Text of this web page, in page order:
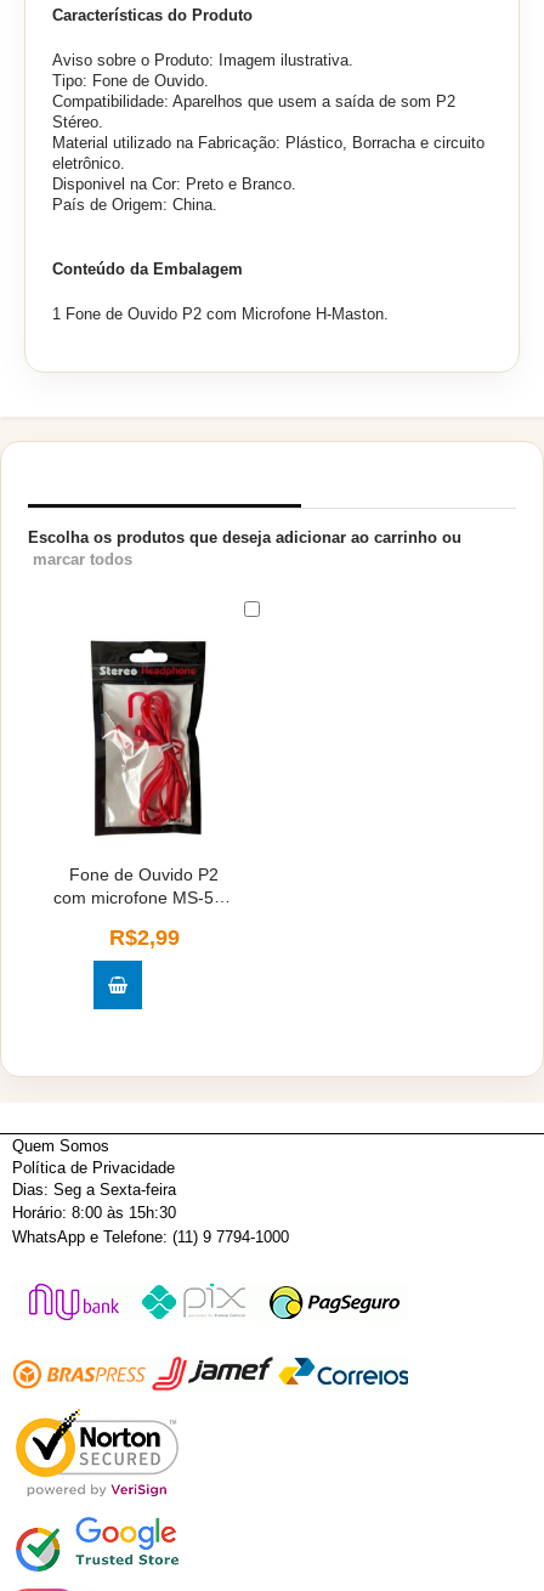
Características do Produto
Aviso sobre o Produto: Imagem ilustrativa.
Tipo: Fone de Ouvido.
Compatibilidade: Aparelhos que usem a saída de som P2
Stéreo.
Material utilizado na Fabricação: Plástico, Borracha e circuito
eletrônico.
Disponivel na Cor: Preto e Branco.
País de Origem: China.
Conteúdo da Embalagem
1 Fone de Ouvido P2 com Microfone H-Maston.
Escolha os produtos que deseja adicionar ao carrinho ou
marcar todos
Fone de Ouvido P2
com microfone MS-5V -
R$2,99
Quem Somos
Política de Privacidade
Dias: Seg a Sexta-feira
Horário: 8:00 às 15h:30
WhatsApp e Telefone: (11) 9 7794-1000